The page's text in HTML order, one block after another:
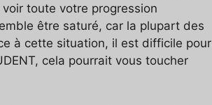
toute votre progression
être saturé, car la plupart des
à cette situation, il est difficile pour
cela pourrait vous toucher